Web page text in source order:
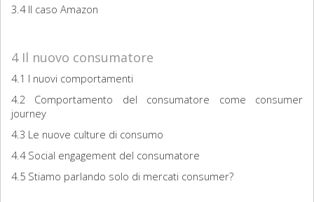
3.4 Il caso Amazon
4 Il nuovo consumatore
4.1 I nuovi comportamenti
4.2 Comportamento del consumatore come consumer
journey
4.3 Le nuove culture di consumo
4.4 Social engagement del consumatore
4.5 Stiamo parlando solo di mercati consumer?